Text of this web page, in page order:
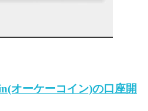
オーケーコイン)の口座開